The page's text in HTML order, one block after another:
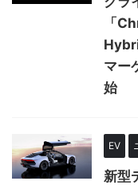
「
マー
始
EV
新型